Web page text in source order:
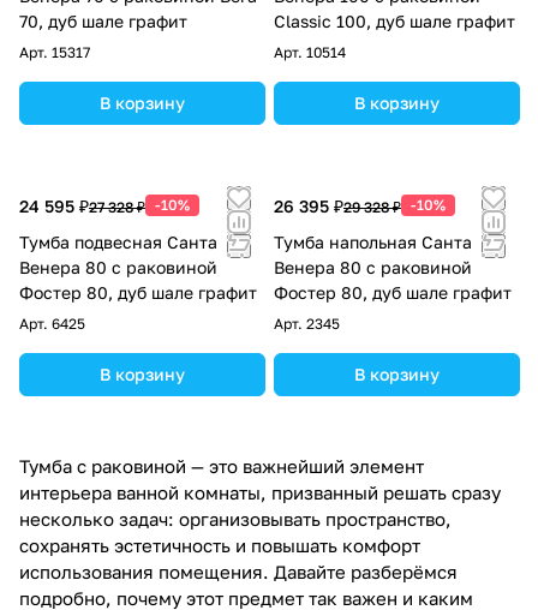
70, дуб шале графит
Арт. 15317
В корзину
Classic 100, дуб шале графит
Арт. 10514
В корзину
24 595 ₽27 328 ₽ -10%
Тумба подвесная Санта
Венера 80 с раковиной
Фостер 80, дуб шале графит
Арт. 6425
В корзину
26 395 ₽29 328 ₽ -10%
Тумба напольная Санта
Венера 80 с раковиной
Фостер 80, дуб шале графит
Арт. 2345
В корзину
Тумба с раковиной — это важнейший элемент
интерьера ванной комнаты, призванный решать сразу
несколько задач: организовывать пространство,
сохранять эстетичность и повышать комфорт
использования помещения. Давайте разберёмся
подробно, почему этот предмет так важен и каким